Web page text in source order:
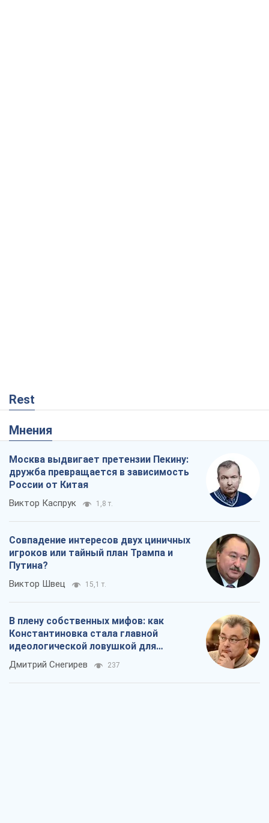
Rest
Мнения
Москва выдвигает претензии Пекину:
дружба превращается в зависимость
России от Китая
Виктор Каспрук 1,8 т.
Совпадение интересов двух циничных
игроков или тайный план Трампа и
Путина?
Виктор Швец 15,1 т.
В плену собственных мифов: как
Константиновка стала главной
идеологической ловушкой для
российских оккупантов
Дмитрий Снегирев 237